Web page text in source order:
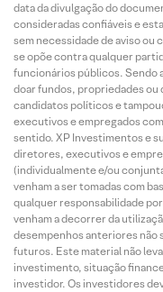
data da divulgação do
consideradas confiáveis e
sem necessidade de aviso ou
se opõe contra qualquer
funcionários públicos. Sendo
doar fundos, propriedades ou
candidatos políticos e
executivos e empregados
sentido. XP Investimentos e
diretores, executivos e
(individualmente e/ou
venham a ser tomadas com
qualquer responsabilidade
venham a decorrer da
desempenhos anteriores não
futuros. Este material não
investimento, situação
investidor. Os investidores